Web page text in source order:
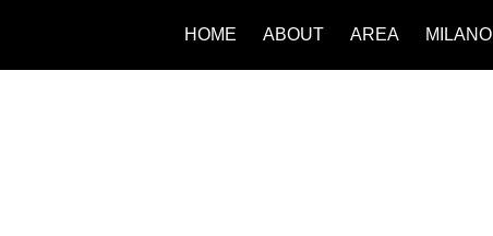
HOME ABOUT AREA MILANO